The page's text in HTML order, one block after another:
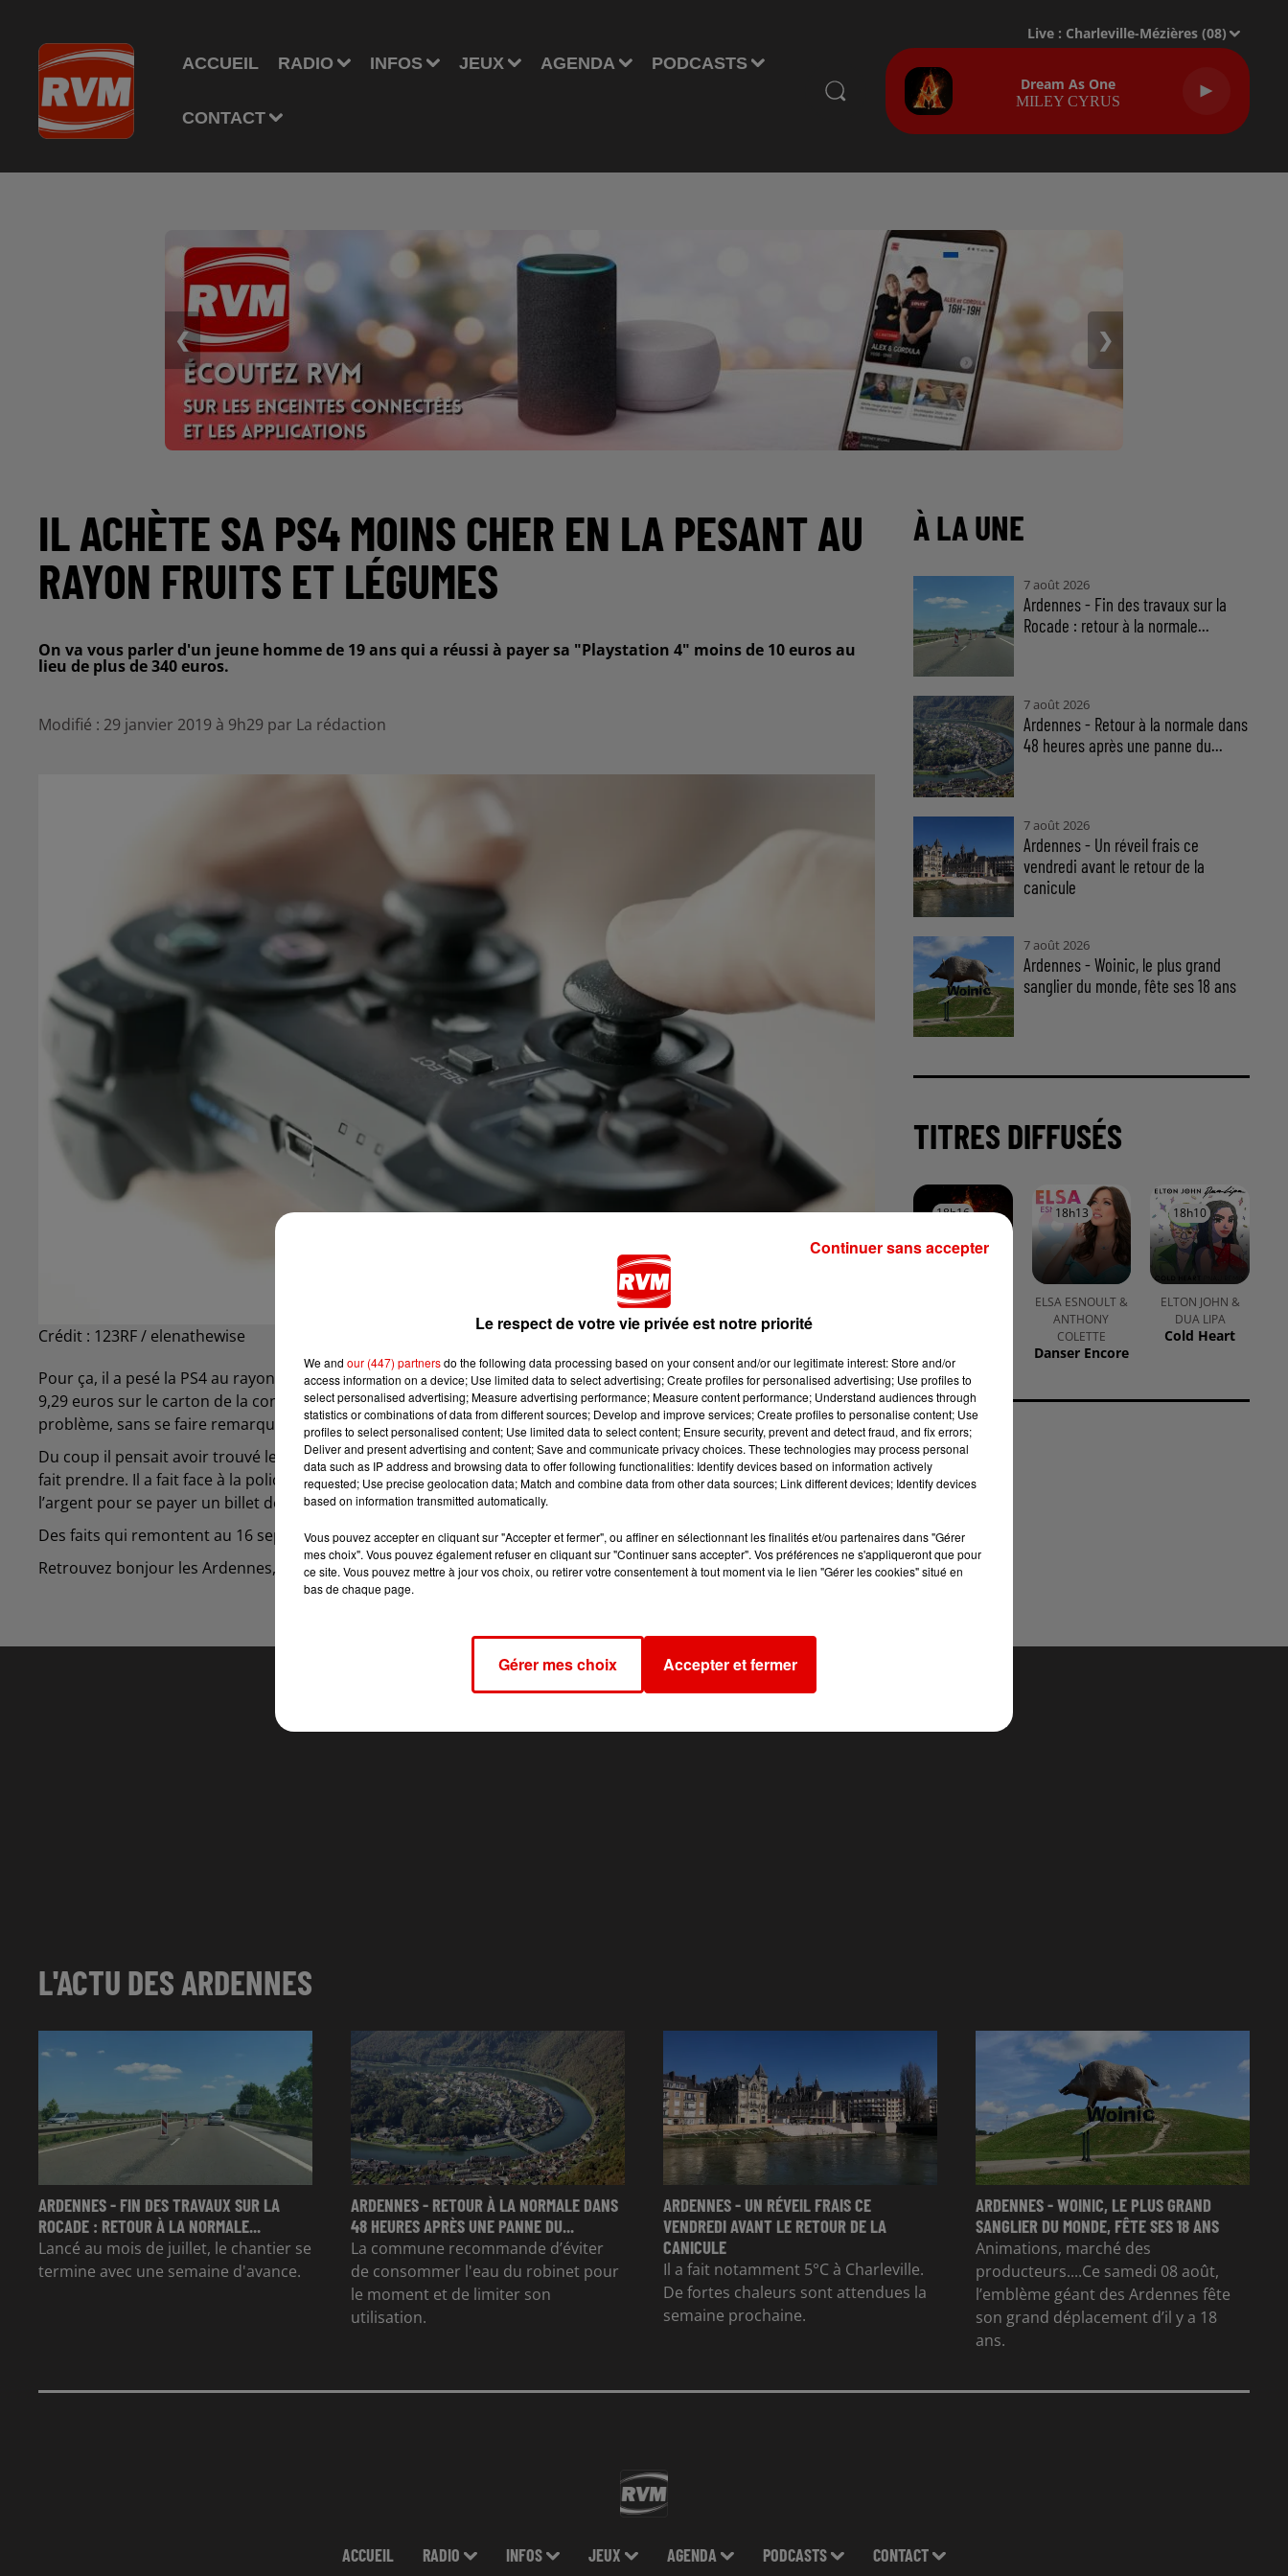
ACCUEIL RADIO INFOS JEUX AGENDA PODCASTS
CONTACT
Live : Charleville-Mézières (08)
Dream As One
MILEY CYRUS
❮ ❯
IL ACHÈTE SA PS4 MOINS CHER EN LA PESANT AU
RAYON FRUITS ET LÉGUMES
On va vous parler d'un jeune homme de 19 ans qui a réussi à payer sa "Playstation 4" moins de 10 euros au
lieu de plus de 340 euros.
Modifié : 29 janvier 2019 à 9h29 par La rédaction
Crédit : 123RF / elenathewise
Pour ça, il a pesé la PS4 au rayon fruits et légumes d’un supermarché de Montbéliard. Il a ensuite collé l’étiquette à
9,29 euros sur le carton de la console avant de passer à une caisse automatique. Il a ensuite réussi à repartir sans
problème, sans se faire remarquer.
Du coup il pensait avoir trouvé le bon filon, il a donc renouvelé l’expérience dès le lendemain. Mais cette fois, il s’est
fait prendre. Il a fait face à la police. Il a expliqué avoir revendu la première PS4, 100 euros. Il voulait se faire de
l’argent pour se payer un billet de train pour retourner à Nice.
Des faits qui remontent au 16 septembre dernier. Le jeune homme vient d’écoper de 4 mois de prison avec sursis.
Retrouvez bonjour les Ardennes, du lundi au vendredi, 6h-9h sur RVM.
À LA UNE
7 août 2026
Ardennes - Fin des travaux sur la
Rocade : retour à la normale...
7 août 2026
Ardennes - Retour à la normale dans
48 heures après une panne du...
7 août 2026
Ardennes - Un réveil frais ce
vendredi avant le retour de la
canicule
7 août 2026
Ardennes - Woinic, le plus grand
sanglier du monde, fête ses 18 ans
TITRES DIFFUSÉS
18h16
18h16 18h13
18h13
ELSA ESNOULT &
ANTHONY
COLETTE
Danser Encore
18h10
18h10
ELTON JOHN &
DUA LIPA
Cold Heart
L'ACTU DES ARDENNES
ARDENNES - FIN DES TRAVAUX SUR LA
ROCADE : RETOUR À LA NORMALE...
Lancé au mois de juillet, le chantier se
termine avec une semaine d'avance.
ARDENNES - RETOUR À LA NORMALE DANS
48 HEURES APRÈS UNE PANNE DU...
La commune recommande d’éviter
de consommer l'eau du robinet pour
le moment et de limiter son
utilisation.
ARDENNES - UN RÉVEIL FRAIS CE
VENDREDI AVANT LE RETOUR DE LA
CANICULE
Il a fait notamment 5°C à Charleville.
De fortes chaleurs sont attendues la
semaine prochaine.
ARDENNES - WOINIC, LE PLUS GRAND
SANGLIER DU MONDE, FÊTE SES 18 ANS
Animations, marché des
producteurs....Ce samedi 08 août,
l’emblème géant des Ardennes fête
son grand déplacement d’il y a 18
ans.
ACCUEIL RADIO INFOS JEUX AGENDA PODCASTS CONTACT
Le respect de votre vie privée est notre priorité
We and our (447) partnersdo the following data processing based on your consent and/or our legitimate interest: Store and/or
access information on a device; Use limited data to select advertising; Create profiles for personalised advertising; Use profiles to
select personalised advertising; Measure advertising performance; Measure content performance; Understand audiences through
statistics or combinations of data from different sources; Develop and improve services; Create profiles to personalise content; Use
profiles to select personalised content; Use limited data to select content; Ensure security, prevent and detect fraud, and fix errors;
Deliver and present advertising and content; Save and communicate privacy choices. These technologies may process personal
data such as IP address and browsing data to offer following functionalities: Identify devices based on information actively
requested; Use precise geolocation data; Match and combine data from other data sources; Link different devices; Identify devices
based on information transmitted automatically.
Vous pouvez accepter en cliquant sur "Accepter et fermer", ou affiner en sélectionnant les finalités et/ou partenaires dans "Gérer
mes choix". Vous pouvez également refuser en cliquant sur "Continuer sans accepter". Vos préférences ne s'appliqueront que pour
ce site. Vous pouvez mettre à jour vos choix, ou retirer votre consentement à tout moment via le lien "Gérer les cookies" situé en
bas de chaque page.
Gérer mes choix Accepter et fermer
Continuer sans accepter